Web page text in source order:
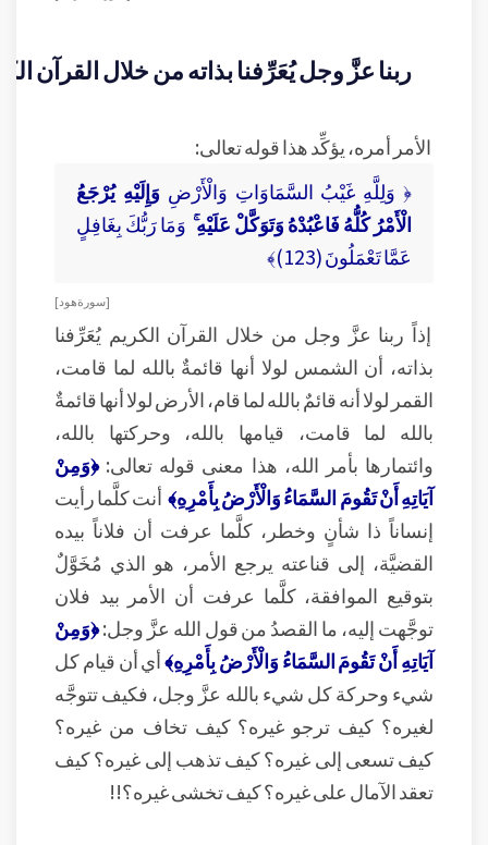
ربنا عزَّ وجل يُعَرِّفنا بذاته من خلال القرآن
الأمر أمره، يؤكِّد هذا قوله تعالى:
﴿ وَلِلَّهِ غَيْبُ السَّمَاوَاتِ وَالْأَرْضِ وَإِلَيْهِ يُرْجَعُ
الْأَمْرُ كُلُّهُ فَاعْبُدْهُ وَتَوَكَّلْ عَلَيْهِ ۚ وَمَا رَبُّكَ بِغَافِلٍ
عَمَّا تَعْمَلُونَ (123)﴾
[ سورة هود ]
إذاً ربنا عزَّ وجل من خلال القرآن الكريم يُعَرِّفنا
بذاته، أن الشمس لولا أنها قائمةٌ بالله لما قامت،
القمر لولا أنه قائمٌ بالله لما قام، الأرض لولا أنها قائمةٌ
بالله لما قامت، قيامها بالله، وحركتها بالله،
وائتمارها بأمر الله، هذا معنى قوله تعالى:﴿وَمِنْ
آيَاتِهِ أَنْ تَقُومَ السَّمَاءُ وَالْأَرْضُ بِأَمْرِهِ﴾ أنت كلَّما رأيت
إنساناً ذا شأنٍ وخطر، كلَّما عرفت أن فلاناً بيده
القضيَّة، إلى قناعته يرجع الأمر، هو الذي مُخَوَّلٌ
بتوقيع الموافقة، كلَّما عرفت أن الأمر بيد فلان
توجَّهت إليه، ما القصدُ من قول الله عزَّ وجل:﴿وَمِنْ
آيَاتِهِ أَنْ تَقُومَ السَّمَاءُ وَالْأَرْضُ بِأَمْرِهِ﴾أي أن قيام كل
شيء وحركة كل شيء بالله عزَّ وجل، فكيف تتوجَّه
لغيره؟ كيف ترجو غيره؟ كيف تخاف من غيره؟
كيف تسعى إلى غيره؟ كيف تذهب إلى غيره؟ كيف
تعقد الآمال على غيره؟ كيف تخشى غيره؟!!